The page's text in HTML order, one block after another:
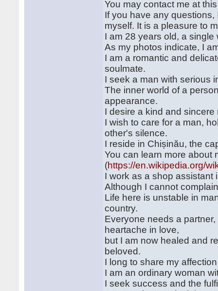
You may contact me at
If you have any
myself. It is a pleasure to
I am 28 years old, a
As my photos indicate, I
I am a romantic and
soulmate.
I seek a man with serious
The inner world of a
appearance.
I desire a kind and
I wish to care for a man,
other's silence.
I reside in Chișinău, the
You can learn more about
(https://en.wikipedia.org/
I work as a shop
Although I cannot
Life here is unstable in
country.
Everyone needs a
heartache in love,
but I am now healed and
beloved.
I long to share my
I am an ordinary woman
I seek success and the